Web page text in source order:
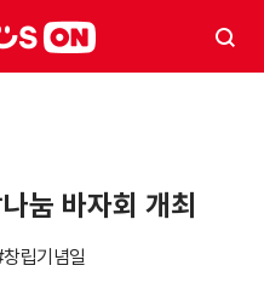
눔 바자회 개최
립기념일